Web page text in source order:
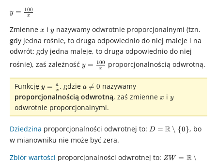
y =
\frac{100}
{x}
y = x
100
Zmienne x
x i y
ynazywamy odwrotnie proporcjonalnymi (tzn.
gdy jedna rośnie, to druga odpowiednio do niej maleje i na
odwrót: gdy jedna maleje, to druga odpowiednio do niej
rośnie), zaś zależność y =
\frac{100}
{x}
y = x
100 proporcjonalnością odwrotną.
Funkcję y =
\frac{a}
{x}
y = x
a , gdzie a
\ne
a 
= 0 nazywamy
proporcjonalnością odwrotną, zaś zmienne x
x i y
y
odwrotnie proporcjonalnymi.
Dziedzina proporcjonalności odwrotnej to: D =
D = R ∖ {0}, bo
w mianowniku nie może być zera.
Zbiór wartości proporcjonalności odwrotnej to: ZW =
Z W = R ∖